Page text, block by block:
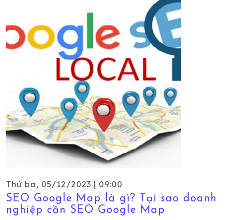
Thứ ba, 05/12/2023 | 09:00
SEO Google Map là gì? Tại sao doanh
nghiệp cần SEO Google Map